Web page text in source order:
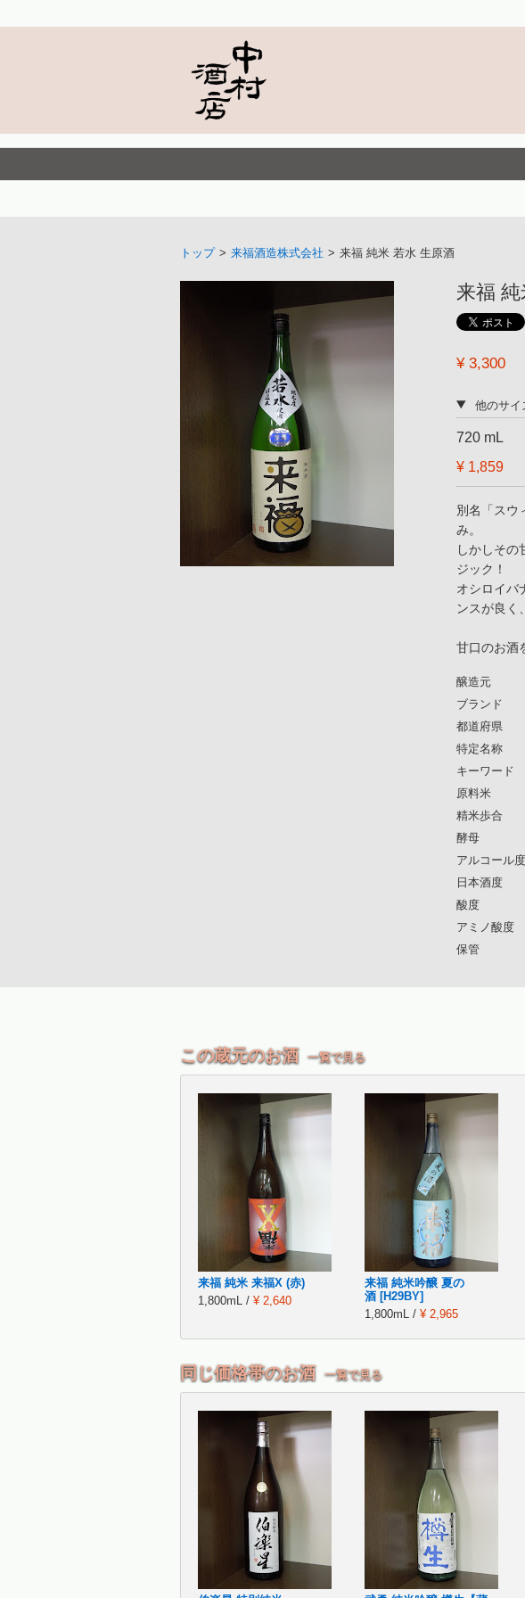
トップ > 来福酒造株式会社 > 来福 純米 若水 生原酒
来福
¥ 3,300
他のサイ
720 mL
¥ 1,859
別名「スウ
み。
しかしその
ジック！
オシロイバ
ンスが良く
甘口のお酒
醸造元
ブランド
都道府県
特定名称
キーワード
原料米
精米歩合
酵母
アルコール
日本酒度
酸度
アミノ酸度
保管
この蔵元のお酒 一覧で見る
来福 純米 来福X (赤)
1,800mL / ¥ 2,640
来福 純米吟醸 夏の
酒 [H29BY]
1,800mL / ¥ 2,965
同じ価格帯のお酒 一覧で見る